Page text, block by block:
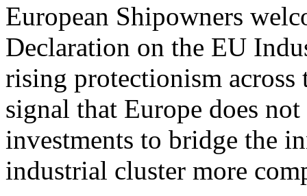
European Shipowners
Declaration on the EU
rising protectionism across
signal that Europe does
investments to bridge the
industrial cluster more